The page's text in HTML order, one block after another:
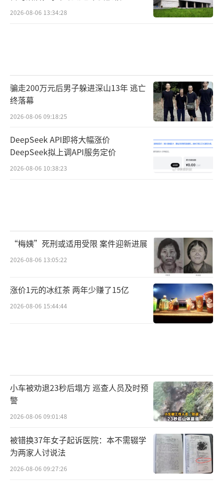
馏技术
2026-08-06 13:34:28
骗走200万元后男子躲进深山13年 逃亡
终落幕
2026-08-06 09:18:25
DeepSeek API即将大幅涨价
DeepSeek拟上调API服务定价
2026-08-06 10:38:23
“梅姨”死刑或适用受限 案件迎新进展
2026-08-06 13:05:22
涨价1元的冰红茶 两年少赚了15亿
2026-08-06 15:44:44
小车被劝退23秒后塌方 巡查人员及时预
警
2026-08-06 09:01:48
被错换37年女子起诉医院：本不需辍学
为两家人讨说法
2026-08-06 09:27:26